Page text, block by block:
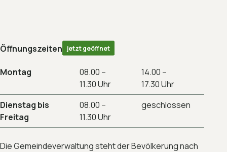
Öffnungszeiten jetzt geöffnet
Montag
08.00 –
11.30 Uhr
14.00 –
17.30 Uhr
Dienstag bis
Freitag
08.00 –
11.30 Uhr
geschlossen
Die Gemeindeverwaltung steht der Bevölkerung nach